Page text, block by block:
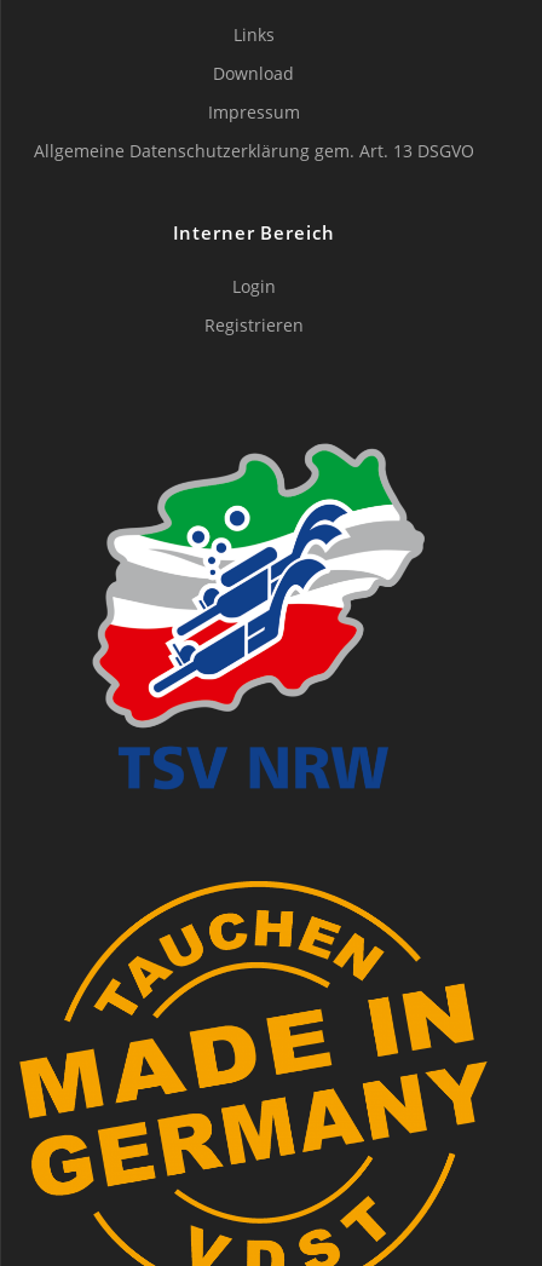
Links
Download
Impressum
Allgemeine Datenschutzerklärung gem. Art. 13 DSGVO
Interner Bereich
Login
Registrieren